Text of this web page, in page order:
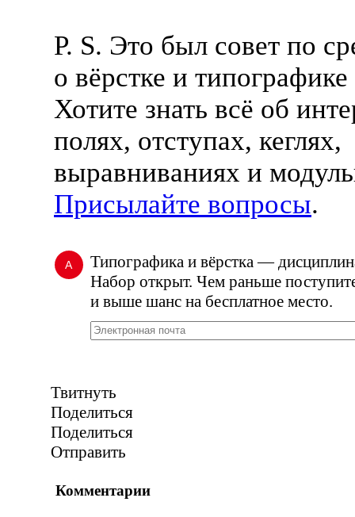
P. S. Это был совет по
о вёрстке и типографике
Хотите знать всё об
полях, отступах, кеглях,
выравниваниях и
Присылайте вопросы.
А
Типографика и вёрстка —
Набор открыт. Чем раньше
и выше шанс на бесплатное место.
Твитнуть
Поделиться
Поделиться
Отправить
Комментарии